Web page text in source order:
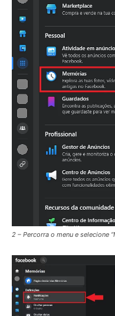
2 – Percorra o menu e selecione